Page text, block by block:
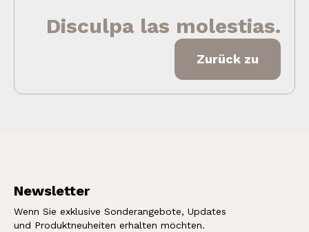
Disculpa las molestias.
Zurück zu
Newsletter
Wenn Sie exklusive Sonderangebote, Updates
und Produktneuheiten erhalten möchten.